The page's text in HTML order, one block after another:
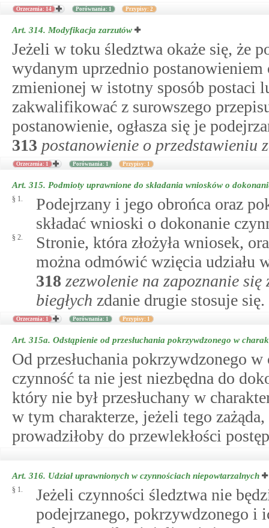
Orzeczenia: 14 Porównania: 1 Przypisy: 2
Art. 314. Modyfikacja zarzutów
Jeżeli w toku śledztwa okaże się, że
wydanym uprzednio
zmienionej w istotny sposób postaci
zakwalifikować z surowszego
postanowienie, ogłasza się je
313 postanowienie o przedstawieniu
Orzeczenia: 1 Porównania: 1 Przypisy: 1
Art. 315. Podmioty uprawnione do składania wniosków o
§ 1.
Podejrzany i jego obrońca oraz
składać wnioski o dokonanie
§ 2.
Stronie, która złożyła wniosek,
można odmówić wzięcia udziału
318 zezwolenie na zapoznanie
biegłych zdanie drugie stosuje się.
Orzeczenia: 1 Porównania: 1 Przypisy: 1
Art. 315a. Odstąpienie od przesłuchania pokrzywdzonego w
Od przesłuchania pokrzywdzonego
czynność ta nie jest niezbędna do
który nie był przesłuchany w
w tym charakterze, jeżeli tego
prowadziłoby do przewlekłości
Art. 316. Udział uprawnionych w czynnościach niepowtarzalnych
§ 1.
Jeżeli czynności śledztwa nie
podejrzanego, pokrzywdzonego i